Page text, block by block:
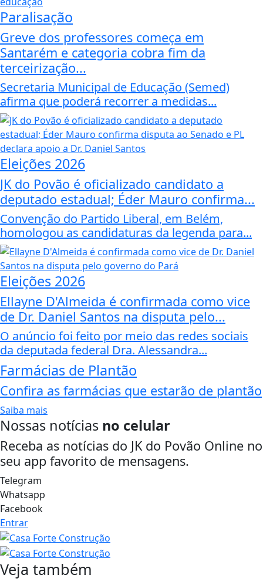
Paralisação
Greve dos professores começa em
Santarém e categoria cobra fim da
terceirização...
Secretaria Municipal de Educação (Semed)
afirma que poderá recorrer a medidas...
Eleições 2026
JK do Povão é oficializado candidato a
deputado estadual; Éder Mauro confirma...
Convenção do Partido Liberal, em Belém,
homologou as candidaturas da legenda para...
Eleições 2026
Ellayne D'Almeida é confirmada como vice
de Dr. Daniel Santos na disputa pelo...
O anúncio foi feito por meio das redes sociais
da deputada federal Dra. Alessandra...
Farmácias de Plantão
Confira as farmácias que estarão de plantão
Saiba mais
Nossas notícias no celular
Receba as notícias do JK do Povão Online no
seu app favorito de mensagens.
Telegram
Whatsapp
Facebook
Entrar
Veja também